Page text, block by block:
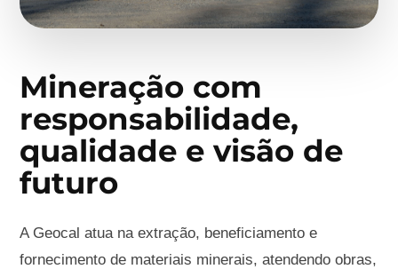
Mineração com
responsabilidade,
qualidade e visão de
futuro
A Geocal atua na extração, beneficiamento e
fornecimento de materiais minerais, atendendo obras,